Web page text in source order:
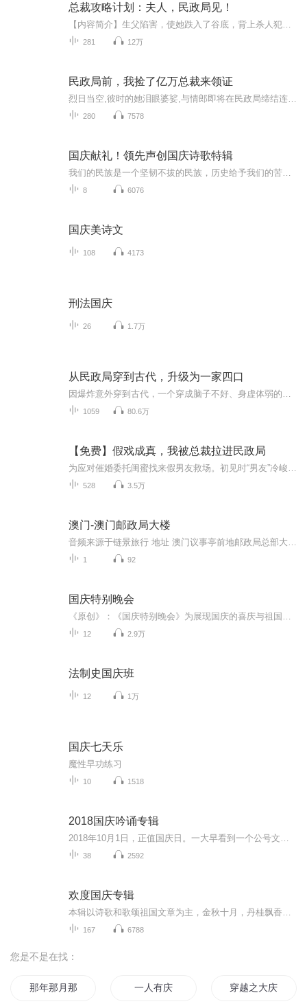
总裁攻略计划：夫人，民政局见！
281 12万
民政局前，我捡了亿万总裁来领证
280 7578
国庆献礼！领先声创国庆诗歌特辑
8 6076
国庆美诗文
108 4173
刑法国庆
26 1.7万
从民政局穿到古代，升级为一家四口
1059 80.6万
【免费】假戏成真，我被总裁拉进民政局
528 3.5万
澳门-澳门邮政局大楼
1 92
国庆特别晚会
12 2.9万
法制史国庆班
12 1万
国庆七天乐
魔性早功练习
10 1518
2018国庆吟诵专辑
38 2592
欢度国庆专辑
167 6788
您是不是在找：
那年那月那时节 一人有庆 穿越之大庆帝国